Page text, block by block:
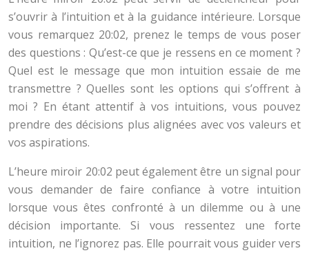
s’ouvrir à l’intuition et à la guidance intérieure. Lorsque
vous remarquez 20:02, prenez le temps de vous poser
des questions : Qu’est-ce que je ressens en ce moment ?
Quel est le message que mon intuition essaie de me
transmettre ? Quelles sont les options qui s’offrent à
moi ? En étant attentif à vos intuitions, vous pouvez
prendre des décisions plus alignées avec vos valeurs et
vos aspirations.
L’heure miroir 20:02 peut également être un signal pour
vous demander de faire confiance à votre intuition
lorsque vous êtes confronté à un dilemme ou à une
décision importante. Si vous ressentez une forte
intuition, ne l’ignorez pas. Elle pourrait vous guider vers